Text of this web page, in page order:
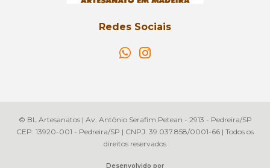
Redes Sociais
© BL Artesanatos | Av. Antônio Serafim Petean - 2913 - Pedreira/SP
CEP: 13920-001 - Pedreira/SP | CNPJ: 39.037.858/0001-66 | Todos os
direitos reservados
Desenvolvido por